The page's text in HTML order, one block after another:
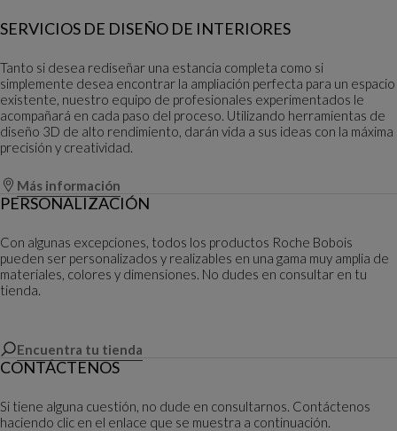
SERVICIOS DE DISEÑO DE INTERIORES
Tanto si desea rediseñar una estancia completa como si
simplemente desea encontrar la ampliación perfecta para un espacio
existente, nuestro equipo de profesionales experimentados le
acompañará en cada paso del proceso. Utilizando herramientas de
diseño 3D de alto rendimiento, darán vida a sus ideas con la máxima
precisión y creatividad.
Más información
PERSONALIZACIÓN
Con algunas excepciones, todos los productos Roche Bobois
pueden ser personalizados y realizables en una gama muy amplia de
materiales, colores y dimensiones. No dudes en consultar en tu
tienda.
Encuentra tu tienda
CONTÁCTENOS
Si tiene alguna cuestión, no dude en consultarnos. Contáctenos
haciendo clic en el enlace que se muestra a continuación.